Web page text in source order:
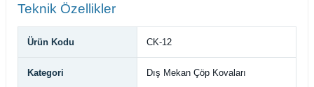
Teknik Özellikler
Ürün Kodu CK-12
Kategori Dış Mekan Çöp Kovaları